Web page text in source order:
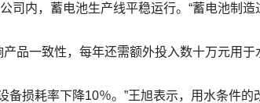
司内，蓄电池生产线平稳运行。“蓄电池制
品一致性，每年还需额外投入数十万元用
损耗率下降10％。”王旭表示，用水条件